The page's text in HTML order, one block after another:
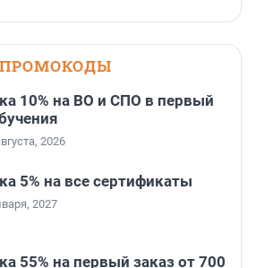
ПРОМОКОДЫ
10% на ВО и СПО в первый
2026
5% на все сертификаты
2027
55% на первый заказ от 700